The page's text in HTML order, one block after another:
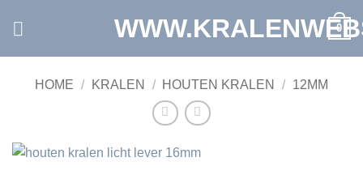
0
HOME / KRALEN / HOUTEN KRALEN / 12MM